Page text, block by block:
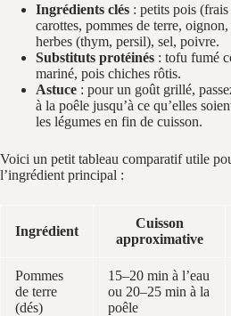
Ingrédients clés : petits pois
carottes, pommes de terre,
herbes (thym, persil), sel, poivre.
Substituts protéinés : tofu fumé
mariné, pois chiches rôtis.
Astuce : pour un goût grillé,
à la poêle jusqu’à ce qu’elles
les légumes en fin de cuisson.
Voici un petit tableau comparatif utile
l’ingrédient principal :
Ingrédient
Cuisson
approximative
Pommes
de terre
(dés)
15–20 min à l’eau
ou 20–25 min à la
poêle